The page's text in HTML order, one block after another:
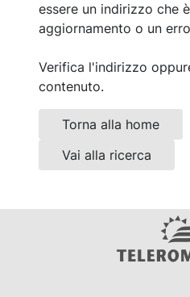
essere un indirizzo che
aggiornamento o un
Verifica l'indirizzo
contenuto.
Torna alla home
Vai alla ricerca